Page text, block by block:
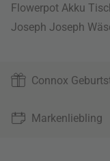
Flowerpot Akku
Joseph Joseph
Connox
Markenliebling